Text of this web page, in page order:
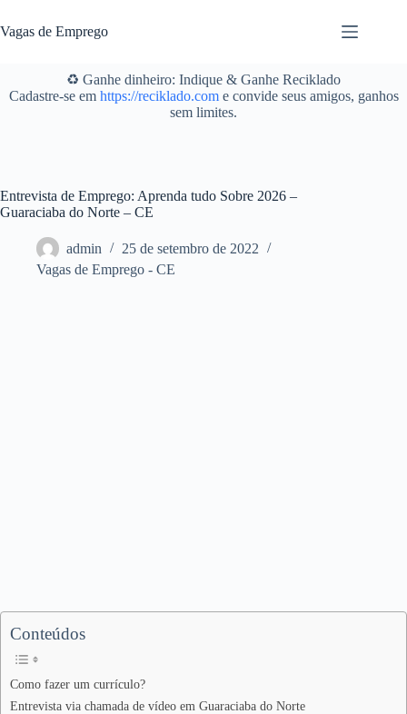
para
o
Vagas de Emprego
♻️ Ganhe dinheiro: Indique & Ganhe Reciklado
Cadastre-se em https://reciklado.come convide seus amigos, ganhos
sem limites.
Entrevista de Emprego: Aprenda tudo Sobre 2026 –
Guaraciaba do Norte – CE
admin
25 de setembro de 2022
Vagas de Emprego - CE
Conteúdos
Como fazer um currículo?
Entrevista via chamada de vídeo em Guaraciaba do Norte